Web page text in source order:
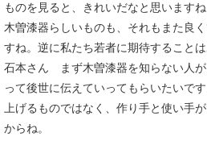
ものを見ると、きれいだなと思います
木曽漆器らしいものも、それもまた良
すね。逆に私たち若者に期待することは
石本さん まず木曽漆器を知らない人
って後世に伝えていってもらいたいで
上げるものではなく、作り手と使い手
からね。